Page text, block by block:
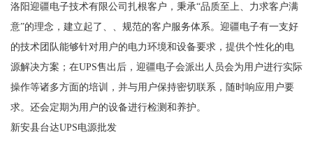
洛阳迎疆电子技术有限公司扎根客户，秉承“品质至上、力求客户满
意”的理念，建立起了、、规范的客户服务体系。迎疆电子有一支好
的技术团队能够针对用户的电力环境和设备要求，提供个性化的电
源解决方案；在UPS售出后，迎疆电子会派出人员会为用户进行实际
操作等诸多方面的培训，并与用户保持密切联系，随时响应用户要
求。还会定期为用户的设备进行检测和养护。
新安县台达UPS电源批发